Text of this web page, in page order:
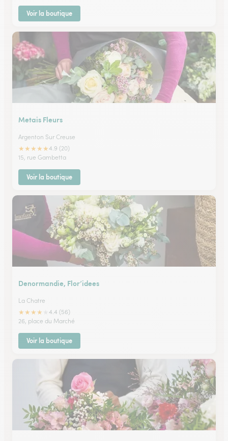
Voir la boutique
Metais Fleurs
Argenton Sur Creuse
★★★★★4.9 (20)
15, rue Gambetta
Voir la boutique
Denormandie, Flor’idees
La Chatre
★★★★
4.4 (56)
26, place du Marché
Voir la boutique